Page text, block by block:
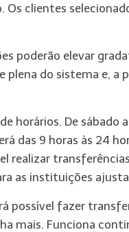
Os clientes
poderão elevar
plena do sistema e,
De sábado
das 9 horas às 24
realizar
as instituições
possível fazer
mais. Funciona